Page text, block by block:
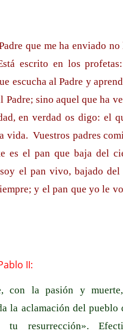
que me ha enviado
escrito en los profetas:
escucha al Padre y
Padre; sino aquel que ha
en verdad os digo: el
vida. Vuestros padres
es el pan que baja del
el pan vivo, bajado
y el pan que yo le
II:
con la pasión y
la aclamación del pueblo
tu resurrección».